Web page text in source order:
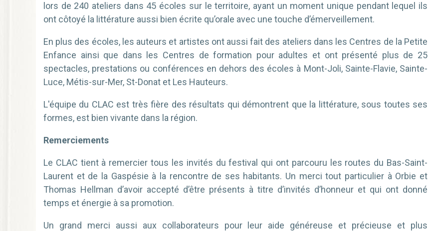
lors de 240 ateliers dans 45 écoles sur le territoire, ayant un moment unique pendant lequel ils
ont côtoyé la littérature aussi bien écrite qu’orale avec une touche d’émerveillement.
En plus des écoles, les auteurs et artistes ont aussi fait des ateliers dans les Centres de la Petite
Enfance ainsi que dans les Centres de formation pour adultes et ont présenté plus de 25
spectacles, prestations ou conférences en dehors des écoles à Mont-Joli, Sainte-Flavie, Sainte-
Luce, Métis-sur-Mer, St-Donat et Les Hauteurs.
L'équipe du CLAC est très fière des résultats qui démontrent que la littérature, sous toutes ses
formes, est bien vivante dans la région.
Remerciements
Le CLAC tient à remercier tous les invités du festival qui ont parcouru les routes du Bas-Saint-
Laurent et de la Gaspésie à la rencontre de ses habitants. Un merci tout particulier à Orbie et
Thomas Hellman d’avoir accepté d’être présents à titre d’invités d’honneur et qui ont donné
temps et énergie à sa promotion.
Un grand merci aussi aux collaborateurs pour leur aide généreuse et précieuse et plus